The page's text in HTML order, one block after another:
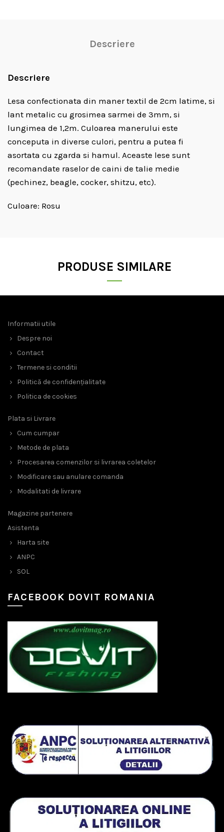
Descriere
Descriere
Lesa confectionata din maner textil de 2cm latime, si
lant metalic cu grosimea sarmei de 3mm, si
lungimea de 1,2m. Culoarea manerului este
conceputa in diverse culori, pentru a putea fi
asortata cu zgarda si hamul. Aceaste lese sunt
recomandate raselor de caini de talie medie
(pechinez, beagle, cocker, shitzu, etc).
Culoare: Rosu
PRODUSE SIMILARE
Informatii utile
Despre noi
Contact
Termene si conditii
Politică de confidențialitate
Politica de cookies
Plata si Livrare
Cum cumpar
Metode de plata
Procesarea comenzilor si livrarea coletelor
Modificare sau anulare comanda
Modalitati de livrare
Magazine partenere
Asistenta
Harta site
ANPC
SOL
FACEBOOK DOVIT ROMANIA